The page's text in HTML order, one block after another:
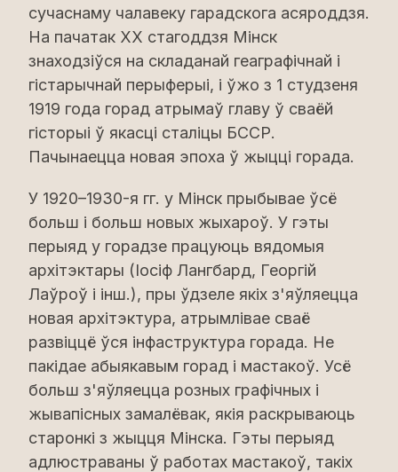
сучаснаму чалавеку гарадскога асяроддзя.
На пачатак ХХ стагоддзя Мінск
знаходзіўся на складанай геаграфічнай і
гістарычнай перыферыі, і ўжо з 1 студзеня
1919 года горад атрымаў главу ў сваёй
гісторыі ў якасці сталіцы БССР.
Пачынаецца новая эпоха ў жыцці горада.
У 1920–1930-я гг. у Мінск прыбывае ўсё
больш і больш новых жыхароў. У гэты
перыяд у горадзе працуюць вядомыя
архітэктары (Іосіф Лангбард, Георгій
Лаўроў і інш.), пры ўдзеле якіх з'яўляецца
новая архітэктура, атрымлівае сваё
развіццё ўся інфаструктура горада. Не
пакідае абыякавым горад і мастакоў. Усё
больш з'яўляецца розных графічных і
жывапісных замалёвак, якія раскрываюць
старонкі з жыцця Мінска. Гэты перыяд
адлюстраваны ў работах мастакоў, такіх